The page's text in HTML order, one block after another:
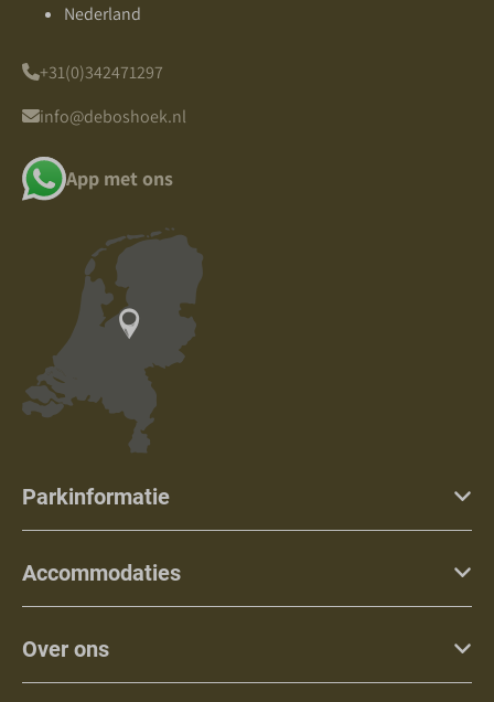
Nederland
+31(0)342471297
info@deboshoek.nl
App met ons
Parkinformatie
Accommodaties
Over ons